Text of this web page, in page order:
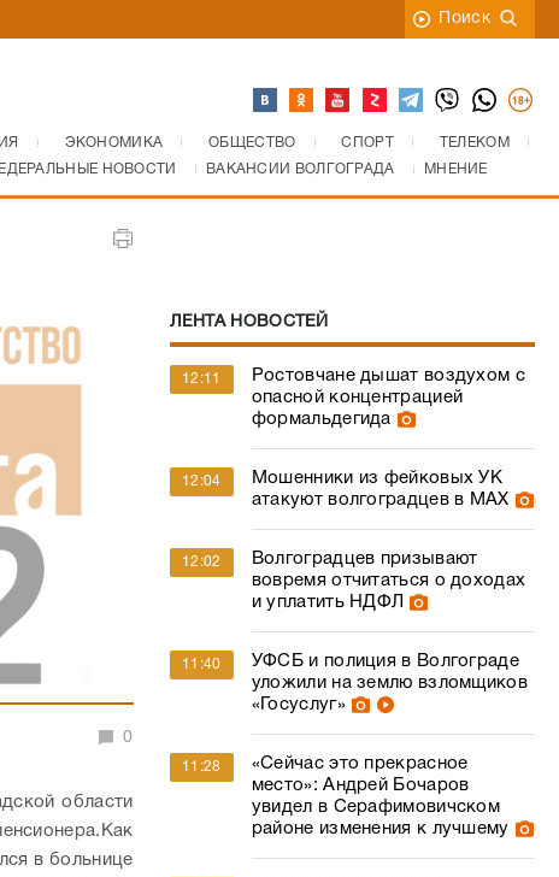
Поиск
ЭКОНОМИКА ОБЩЕСТВО СПОРТ
ТЕЛЕКОМ
НОВОСТИ ВАКАНСИИ ВОЛГОГРАДА МНЕНИЕ
0
области
Как
в больнице
ЛЕНТА НОВОСТЕЙ
12:11
Ростовчане дышат воздухом с
опасной концентрацией
формальдегида
12:04
Мошенники из фейковых УК
атакуют волгоградцев в МАХ
12:02
Волгоградцев призывают
вовремя отчитаться о доходах
и уплатить НДФЛ
11:40
УФСБ и полиция в Волгограде
уложили на землю взломщиков
«Госуслуг»
11:28
«Сейчас это прекрасное
место»: Андрей Бочаров
увидел в Серафимовичском
районе изменения к лучшему